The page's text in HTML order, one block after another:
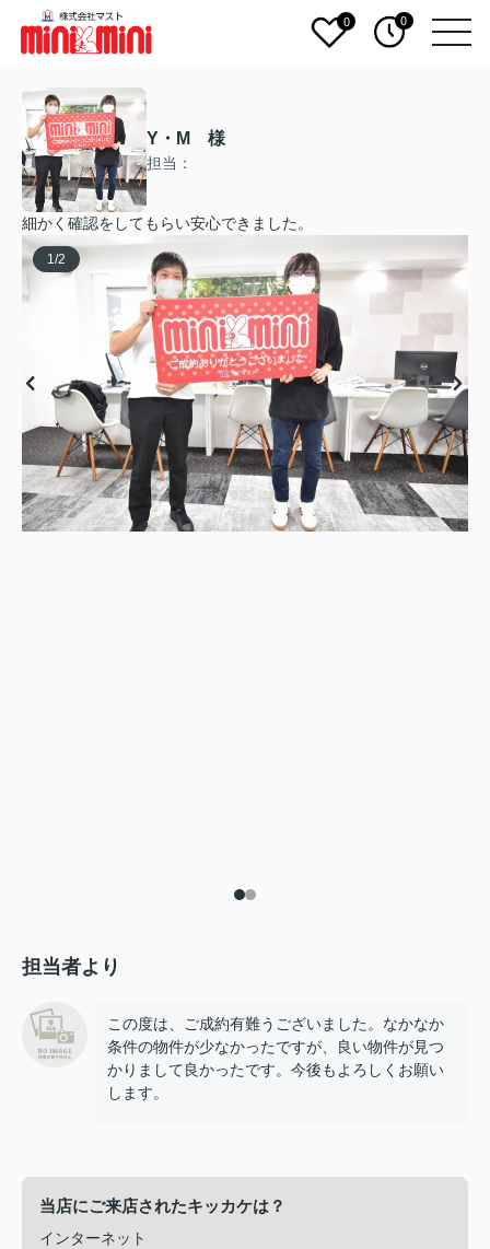
0 0
Y・M 様
担当：
細かく確認をしてもらい安心できました。
1 /2
担当者より
この度は、ご成約有難うございました。なかなか
条件の物件が少なかったですが、良い物件が見つ
かりまして良かったです。今後もよろしくお願い
します。
当店にご来店されたキッカケは？
インターネット